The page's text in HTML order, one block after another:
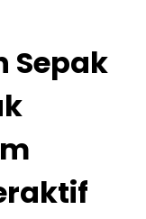
Sepak